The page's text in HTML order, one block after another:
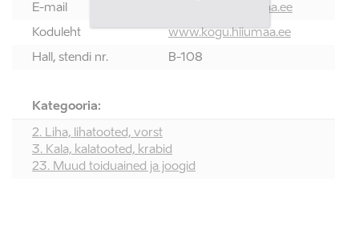
E-mail info@kogu.hiiumaa.ee
Koduleht www.kogu.hiiumaa.ee
Hall, stendi nr. B-108
Kategooria:
2. Liha, lihatooted, vorst
3. Kala, kalatooted, krabid
23. Muud toiduained ja joogid